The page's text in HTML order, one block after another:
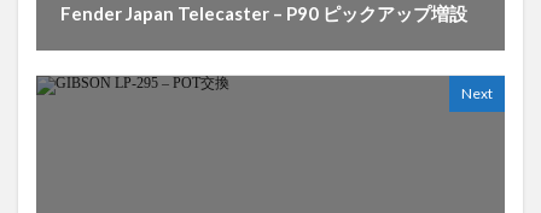
Fender Japan Telecaster – P90 ピックアップ増設
Next